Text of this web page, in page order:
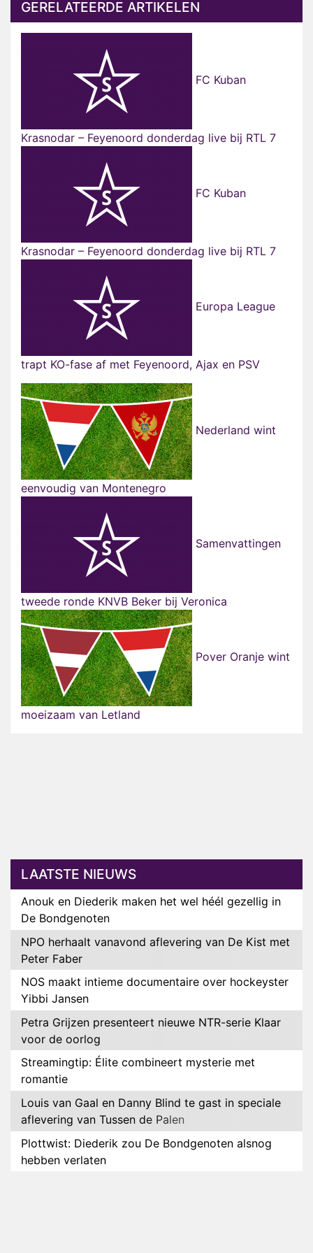
GERELATEERDE ARTIKELEN
FC Kuban
Krasnodar – Feyenoord donderdag live bij RTL 7
FC Kuban
Krasnodar – Feyenoord donderdag live bij RTL 7
Europa League
trapt KO-fase af met Feyenoord, Ajax en PSV
Nederland wint
eenvoudig van Montenegro
Samenvattingen
tweede ronde KNVB Beker bij Veronica
Pover Oranje wint
moeizaam van Letland
LAATSTE NIEUWS
Anouk en Diederik maken het wel héél gezellig in
De Bondgenoten
NPO herhaalt vanavond aflevering van De Kist met
Peter Faber
NOS maakt intieme documentaire over hockeyster
Yibbi Jansen
Petra Grijzen presenteert nieuwe NTR-serie Klaar
voor de oorlog
Streamingtip: Élite combineert mysterie met
romantie
Louis van Gaal en Danny Blind te gast in speciale
aflevering van Tussen de Palen
Plottwist: Diederik zou De Bondgenoten alsnog
hebben verlaten